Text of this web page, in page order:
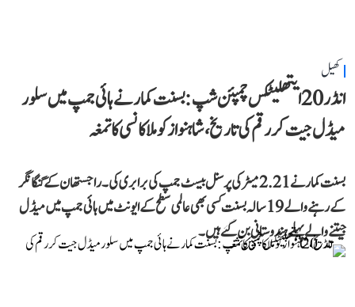
کھیل
انڈر 20 ایتھلیٹکس چمپئن شپ: بسنت کمار نے ہائی جمپ میں سلور
میڈل جیت کر رقم کی تاریخ، شاہنواز کو ملا کانسی کا تمغہ
بسنت کمار نے 2.21 میٹر کی پرسنل بیسٹ جمپ کی برابری کی۔ راجستھان کے گنگا نگر
کے رہنے والے 19 سالہ بسنت کسی بھی عالمی سطح کے ایونٹ میں ہائی جمپ میں میڈل
جیتنے والے پہلے ہندوستانی بن گئے ہیں۔